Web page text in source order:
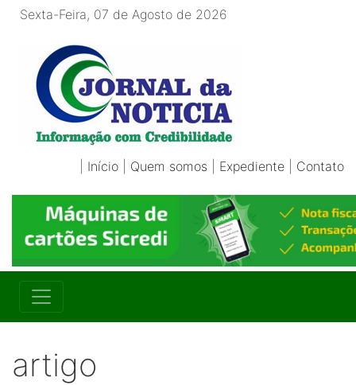
Sexta-Feira, 07 de Agosto de 2026
Início Quem somos Expediente Contato
artigo